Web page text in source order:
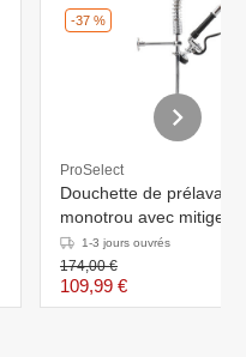
-37 %
ProSelect
Douchette de prélavage
monotrou avec mitigeur
mm1-3 jours ouvrés
174,00 €
109,99 €